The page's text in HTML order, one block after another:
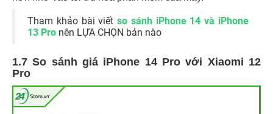
Tham khảo bài viếtso sánh iPhone 14 và iPhone
13 Pro nên LỰA CHỌN bản nào
1.7 So sánh giá iPhone 14 Pro với Xiaomi 12
Pro